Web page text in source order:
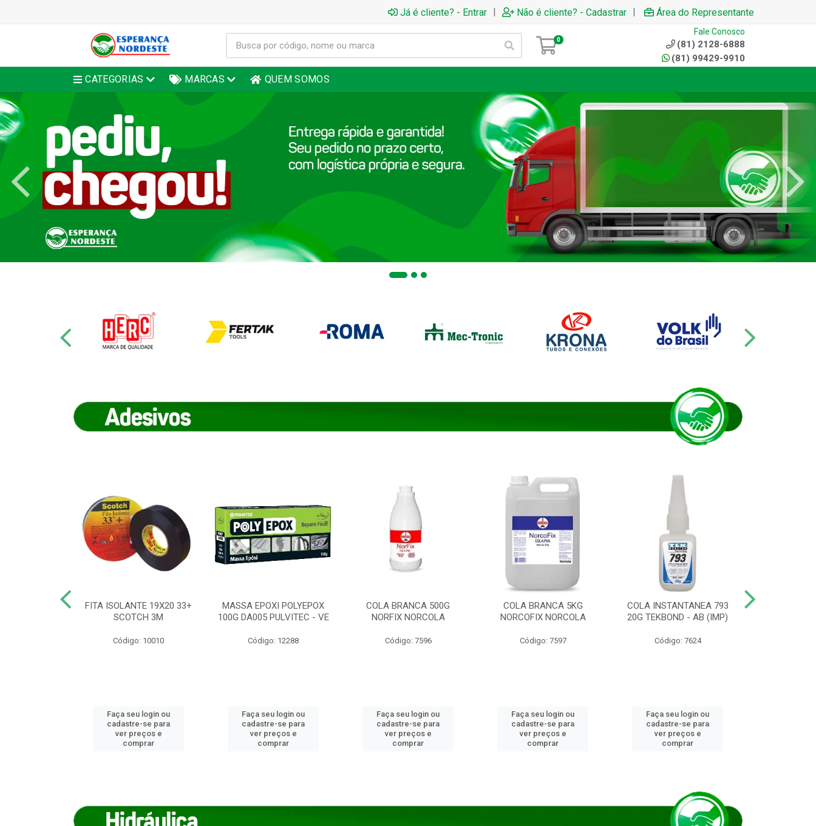
Já é cliente? - Entrar | Não é cliente? - Cadastrar | Área do Representante
0
Fale Conosco
(81) 2128-6888
(81) 99429-9910
CATEGORIAS MARCAS QUEM SOMOS
FITA ISOLANTE 19X20 33+
SCOTCH 3M
Código: 10010
Faça seu login ou
cadastre-se para
ver preços e
comprar
MASSA EPOXI POLYEPOX
100G DA005 PULVITEC - VE
Código: 12288
Faça seu login ou
cadastre-se para
ver preços e
comprar
COLA BRANCA 500G
NORFIX NORCOLA
Código: 7596
Faça seu login ou
cadastre-se para
ver preços e
comprar
COLA BRANCA 5KG
NORCOFIX NORCOLA
Código: 7597
Faça seu login ou
cadastre-se para
ver preços e
comprar
COLA INSTANTANEA 793
20G TEKBOND - AB (IMP)
Código: 7624
Faça seu login ou
cadastre-se para
ver preços e
comprar